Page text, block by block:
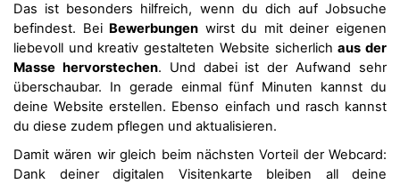
Das ist besonders hilfreich, wenn du dich auf Jobsuche
befindest. Bei Bewerbungen wirst du mit deiner eigenen
liebevoll und kreativ gestalteten Website sicherlichaus der
Masse hervorstechen. Und dabei ist der Aufwand sehr
überschaubar. In gerade einmal fünf Minuten kannst du
deine Website erstellen. Ebenso einfach und rasch kannst
du diese zudem pflegen und aktualisieren.
Damit wären wir gleich beim nächsten Vorteil der Webcard:
Dank deiner digitalen Visitenkarte bleiben all deine